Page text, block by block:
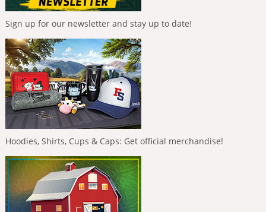
Sign up for our newsletter and stay up to date!
Hoodies, Shirts, Cups & Caps: Get official merchandise!